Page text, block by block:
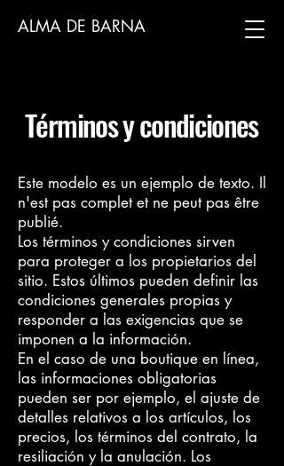
ALMA DE BARNA
Términos y condiciones
Este modelo es un ejemplo de texto. Il
n'est pas complet et ne peut pas être
publié.
Los términos y condiciones sirven
para proteger a los propietarios del
sitio. Estos últimos pueden definir las
condiciones generales propias y
responder a las exigencias que se
imponen a la información.
En el caso de una boutique en línea,
las informaciones obligatorias
pueden ser por ejemplo, el ajuste de
detalles relativos a los artículos, los
precios, los términos del contrato, la
resiliación y la anulación. Los